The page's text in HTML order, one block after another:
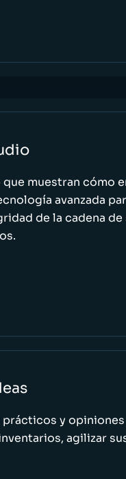
muestran cómo
avanzada
de la cadena
y
agilizar